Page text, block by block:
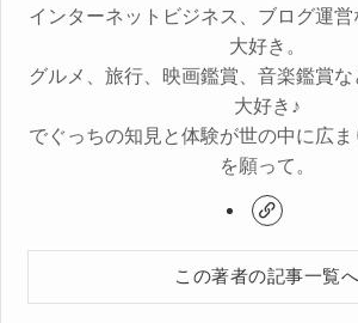
インターネットビジネス、ブログ運
大好き。
グルメ、旅行、映画鑑賞、音楽鑑賞
大好き♪
でぐっちの知見と体験が世の中に広
を願って。
この著者の記事一覧へ